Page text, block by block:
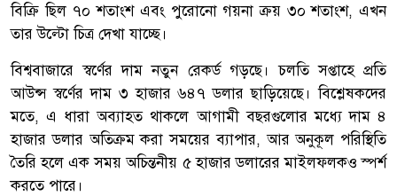
বিক্রি ছিল ৭০ শতাংশ এবং পুরোনো গয়না ক্রয় ৩০ শতাংশ, এখন
তার উল্টো চিত্র দেখা যাচ্ছে।
বিশ্ববাজারে স্বর্ণের দাম নতুন রেকর্ড গড়ছে। চলতি সপ্তাহে প্রতি
আউন্স স্বর্ণের দাম ৩ হাজার ৬৪৭ ডলার ছাড়িয়েছে। বিশ্লেষকদের
মতে, এ ধারা অব্যাহত থাকলে আগামী বছরগুলোর মধ্যে দাম ৪
হাজার ডলার অতিক্রম করা সময়ের ব্যাপার, আর অনুকূল পরিস্থিতি
তৈরি হলে এক সময় অচিন্তনীয় ৫ হাজার ডলারের মাইলফলকও স্পর্শ
করতে পারে।